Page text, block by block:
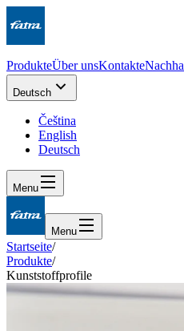
ProdukteÜber unsKontakte
Deutsch
Čeština
English
Deutsch
Menu
Menu
Startseite/
Produkte/
Kunststoffprofile